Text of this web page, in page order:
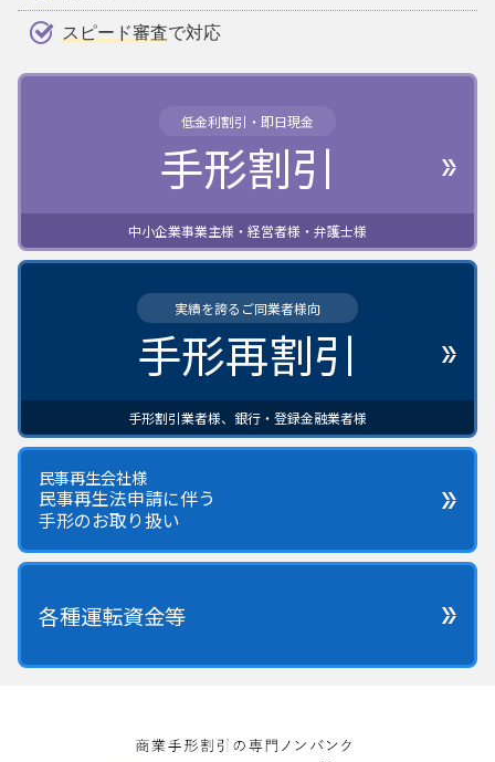
スピード審査で対応
低金利割引・即日現金
手形割引
中小企業事業主様・経営者様・弁護士様
実績を誇るご同業者様向
手形再割引
手形割引業者様、銀行・登録金融業者様
民事再生会社様
民事再生法申請に伴う
手形のお取り扱い
各種運転資金等